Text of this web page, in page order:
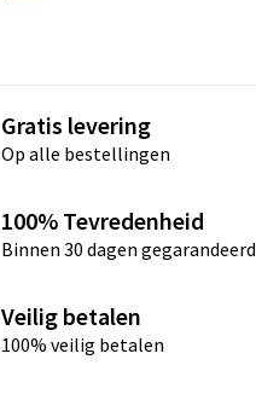
Gratis levering
Op alle bestellingen
100% Tevredenheid
Binnen 30 dagen gegarandeerd
Veilig betalen
100% veilig betalen